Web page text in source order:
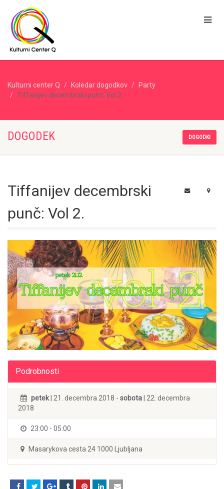
Kulturni center Q Koledar dogodkov
Party
Tiffanijev decembrski punč: Vol 2.
DOGODEK DOGODKI
Tiffanijev decembrski
punč: Vol 2.
Podrobnosti
petek| 21. decembra 2018 - sobota| 22. decembra
2018
23:00 - 05:00
Masarykova cesta 24 1000 Ljubljana